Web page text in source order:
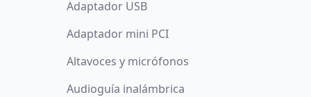
Adaptador USB
Adaptador mini PCI
Altavoces y micrófonos
Audioguía inalámbrica